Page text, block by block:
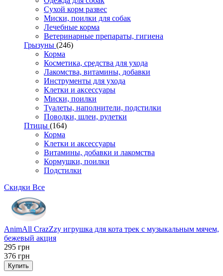
Сухой корм развес
Миски, поилки для собак
Лечебные корма
Ветеринарные препараты, гигиена
Грызуны (246)
Корма
Косметика, средства для ухода
Лакомства, витамины, добавки
Инструменты для ухода
Клетки и аксессуары
Миски, поилки
Туалеты, наполнители, подстилки
Поводки, шлеи, рулетки
Птицы (164)
Корма
Клетки и аксессуары
Витамины, добавки и лакомства
Кормушки, поилки
Подстилки
Скидки Все
AnimAll CrazZzy игрушка для кота трек с музыкальным мячем,
бежевый акция
295 грн
376 грн
Купить